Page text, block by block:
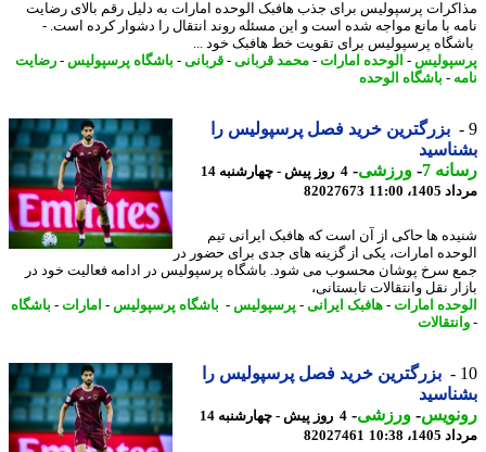
پرسپولیس برای جذب هافبک الوحده امارات به دلیل رقم بالای رضایت
با مانع مواجه شده است و این مسئله روند انتقال را دشوار کرده است. -
پرسپولیس برای تقویت خط هافبک خود ...
-الوحده امارات- محمد قربانی -قربانی -باشگاه پرسپولیس-رضایت
-باشگاه الوحده
بزرگترین خرید فصل پرسپولیس را
7
-ورزشی-
4 روز پیش - چهارشنبه 14
11:00
82027673
ها حاکی از آن است که هافبک ایرانی تیم
امارات، یکی از گزینه های جدی برای حضور در
سرخ پوشان محسوب می شود. باشگاه پرسپولیس در ادامه فعالیت خود در
نقل وانتقالات تابستانی،
امارات- هافبک ایرانی- پرسپولیس-باشگاه پرسپولیس-امارات- باشگاه
بزرگترین خرید فصل پرسپولیس را
-ورزشی-
4 روز پیش - چهارشنبه 14
10:38
82027461